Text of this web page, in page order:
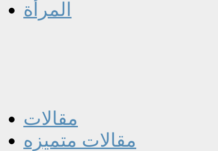
المرأة
مقالات
مقالات متميزه